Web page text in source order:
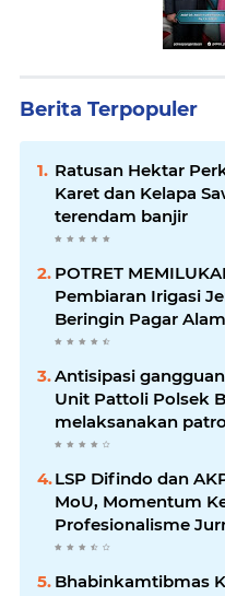
Berita Terpopuler
Ratusan Hektar
Karet dan Kelapa
terendam banjir
POTRET
Pembiaran Irigasi
Beringin Pagar
'Bencana' Bagi Petani
Antisipasi
Unit Pattoli Polsek
melaksanakan
tempat-tempat
wilayah hukum
LSP Difindo dan
MoU, Momentum
Profesionalisme
Nasional
Bhabinkamtibmas